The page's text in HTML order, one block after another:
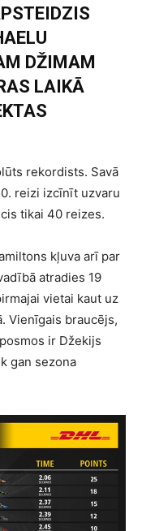
DŽIMAM
LAIKĀ
rekordists. Savā
reizi izcīnīt uzvaru
tikai 40 reizes.
kļuva arī par
atradies 19
vietai kaut uz
Vienīgais braucējs,
ir Džekijs
gan sezona